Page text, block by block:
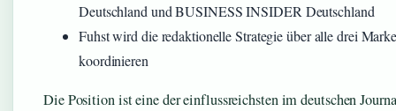
Deutschland und BUSINESS INSIDER Deutschland
Fuhst wird die redaktionelle Strategie über alle drei
koordinieren
Die Position ist eine der einflussreichsten im deutschen